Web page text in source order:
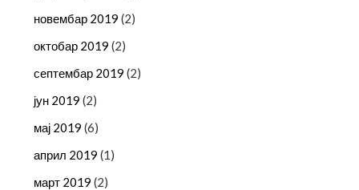
новембар 2019 (2)
октобар 2019 (2)
септембар 2019 (2)
јун 2019 (2)
мај 2019 (6)
април 2019 (1)
март 2019 (2)